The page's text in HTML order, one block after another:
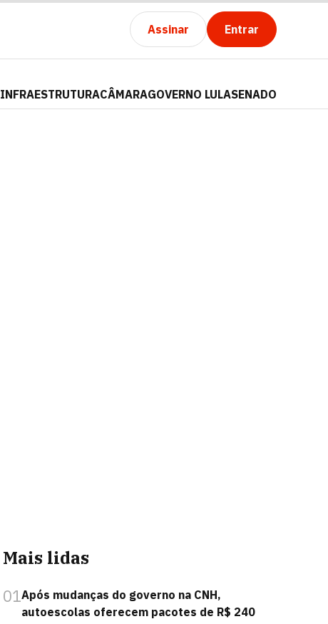
Assinar Entrar
INFRAESTRUTURACÂMARAGOVERNO LULASENADO
Mais lidas
01Após mudanças do governo na CNH,
autoescolas oferecem pacotes de R$ 240